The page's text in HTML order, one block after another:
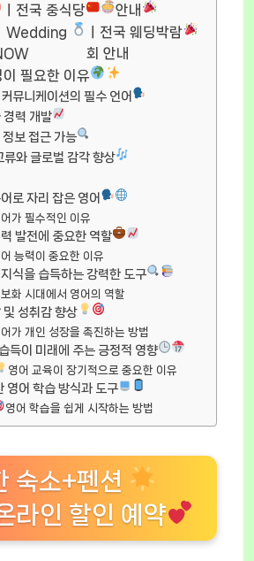
ㅣ전국 중식당
안내
ㅣWedding
ㅣ전국 웨딩박람
회 안내
필요한 이유
뮤니케이션의 필수 언어
경력 개발
보 접근 가능
류와 글로벌 감각 향상
로 자리 잡은 영어
가 필수적인 이유
발전에 중요한 역할
능력이 중요한 이유
식을 습득하는 강력한 도구
화 시대에서 영어의 역할
및 성취감 향상
가 개인 성장을 촉진하는 방법
득이 미래에 주는 긍정적 영향
영어 교육이 장기적으로 중요한 이유
영어 학습 방식과 도구
영어 학습을 쉽게 시작하는 방법
숙소+펜션
라인 할인 예약